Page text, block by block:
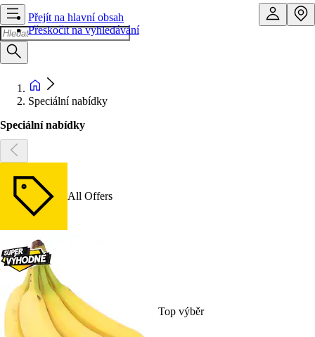
Přejít na hlavní obsah
Přeskočit na vyhledávání
Speciální nabídky
Speciální nabídky
All Offers
Top výběr